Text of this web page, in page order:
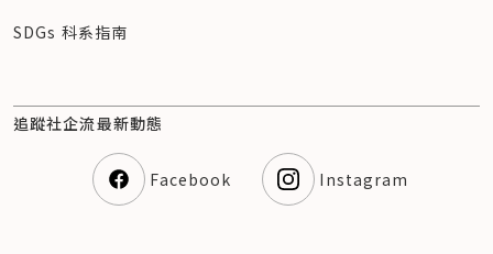
SDGs 科系指南
追蹤社企流最新動態
Facebook Instagram